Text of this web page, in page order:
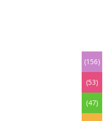
(156)
(53)
(47)